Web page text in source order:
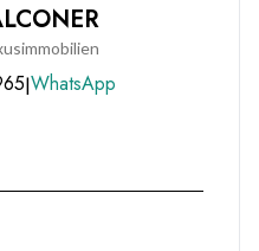
|WhatsApp